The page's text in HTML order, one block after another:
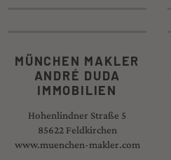
MÜNCHEN MAKLER
ANDRÉ DUDA
IMMOBILIEN
Hohenlindner Straße 5
85622 Feldkirchen
www.muenchen-makler.com